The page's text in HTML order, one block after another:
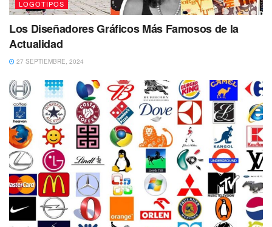
LOGOTIPOS
Los Diseñadores Gráficos Más Famosos de la
Actualidad
27 SEPTIEMBRE, 2024